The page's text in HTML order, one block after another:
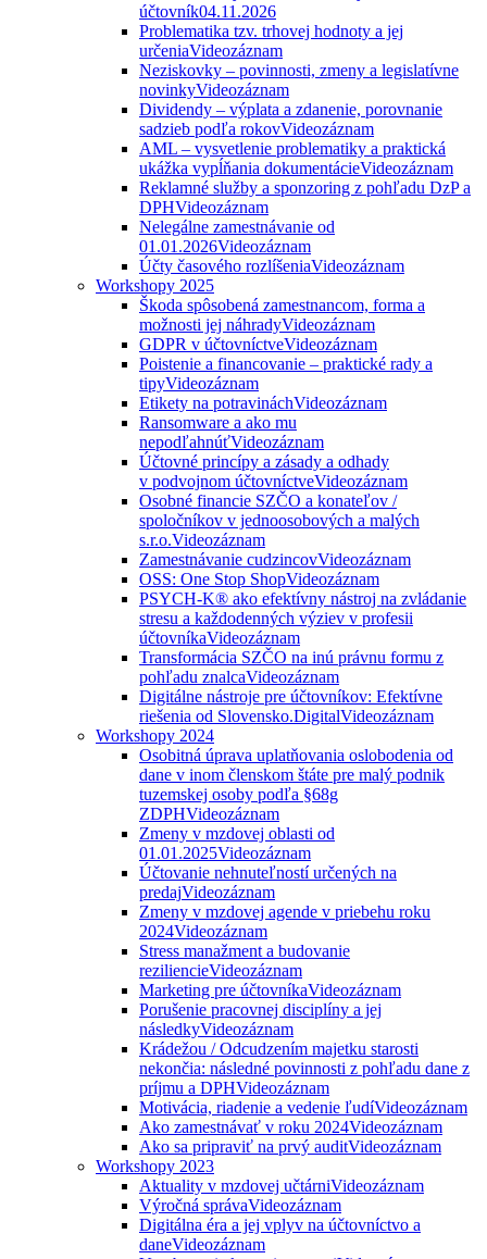
účtovník04.11.2026
Problematika tzv. trhovej hodnoty a jej
určeniaVideozáznam
Neziskovky – povinnosti, zmeny a legislatívne
novinkyVideozáznam
Dividendy – výplata a zdanenie, porovnanie
sadzieb podľa rokovVideozáznam
AML – vysvetlenie problematiky a praktická
ukážka vypĺňania dokumentácieVideozáznam
Reklamné služby a sponzoring z pohľadu DzP a
DPHVideozáznam
Nelegálne zamestnávanie od
01.01.2026Videozáznam
Účty časového rozlíšeniaVideozáznam
Workshopy 2025
Škoda spôsobená zamestnancom, forma a
možnosti jej náhradyVideozáznam
GDPR v účtovníctveVideozáznam
Poistenie a financovanie – praktické rady a
tipyVideozáznam
Etikety na potravináchVideozáznam
Ransomware a ako mu
nepodľahnúťVideozáznam
Účtovné princípy a zásady a odhady
v podvojnom účtovníctveVideozáznam
Osobné financie SZČO a konateľov /
spoločníkov v jednoosobových a malých
s.r.o.Videozáznam
Zamestnávanie cudzincovVideozáznam
OSS: One Stop ShopVideozáznam
PSYCH-K® ako efektívny nástroj na zvládanie
stresu a každodenných výziev v profesii
účtovníkaVideozáznam
Transformácia SZČO na inú právnu formu z
pohľadu znalcaVideozáznam
Digitálne nástroje pre účtovníkov: Efektívne
riešenia od Slovensko.DigitalVideozáznam
Workshopy 2024
Osobitná úprava uplatňovania oslobodenia od
dane v inom členskom štáte pre malý podnik
tuzemskej osoby podľa §68g
ZDPHVideozáznam
Zmeny v mzdovej oblasti od
01.01.2025Videozáznam
Účtovanie nehnuteľností určených na
predajVideozáznam
Zmeny v mzdovej agende v priebehu roku
2024Videozáznam
Stress manažment a budovanie
reziliencieVideozáznam
Marketing pre účtovníkaVideozáznam
Porušenie pracovnej disciplíny a jej
následkyVideozáznam
Krádežou / Odcudzením majetku starosti
nekončia: následné povinnosti z pohľadu dane z
príjmu a DPHVideozáznam
Motivácia, riadenie a vedenie ľudíVideozáznam
Ako zamestnávať v roku 2024Videozáznam
Ako sa pripraviť na prvý auditVideozáznam
Workshopy 2023
Aktuality v mzdovej učtárniVideozáznam
Výročná správaVideozáznam
Digitálna éra a jej vplyv na účtovníctvo a
daneVideozáznam